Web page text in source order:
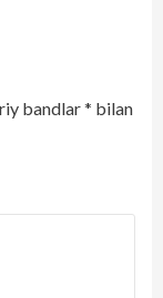
bandlar* bilan